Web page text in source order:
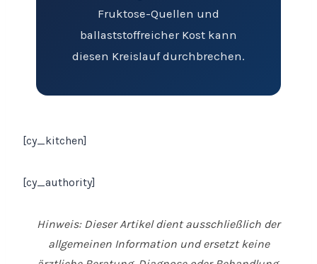
Fruktose-Quellen und
ballaststoffreicher Kost kann
diesen Kreislauf durchbrechen.
[cy_kitchen]
[cy_authority]
Hinweis: Dieser Artikel dient ausschließlich der
allgemeinen Information und ersetzt keine